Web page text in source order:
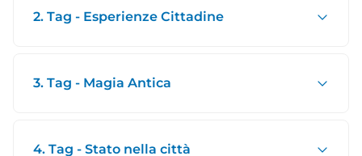
2. Tag - Esperienze Cittadine
3. Tag - Magia Antica
4. Tag - Stato nella città